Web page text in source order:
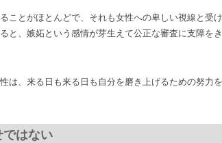
ことがほとんどで、それも女性への卑しい視線と受
と、嫉妬という感情が芽生えて公正な審査に支障を
は、来る日も来る日も自分を磨き上げるための努力
ではない